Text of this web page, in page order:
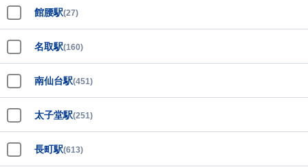
館腰駅(27)
名取駅(160)
南仙台駅(451)
太子堂駅(251)
長町駅(613)